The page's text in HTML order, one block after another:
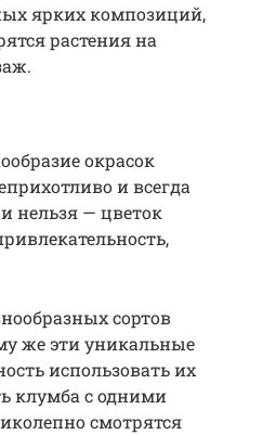
ярких композиций,
растения на
окрасок
и всегда
нельзя — цветок
сортов
же эти уникальные
использовать их
клумба с одними
смотрятся